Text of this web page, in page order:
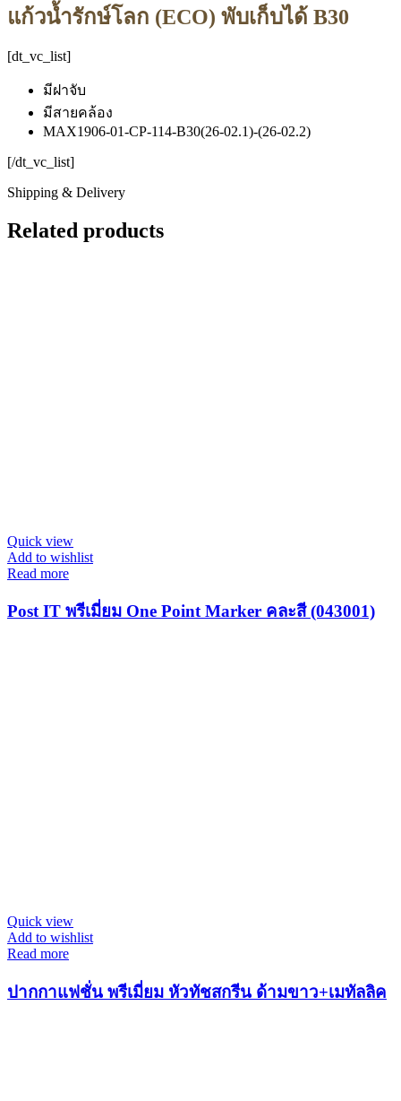
แก้วน้ำรักษ์โลก (ECO) พับเก็บได้ B30
[dt_vc_list]
มีฝาจับ
มีสายคล้อง
MAX1906-01-CP-114-B30(26-02.1)-(26-02.2)
[/dt_vc_list]
Shipping & Delivery
Related products
Quick view
Add to wishlist
Read more
Post IT พรีเมี่ยม One Point Marker คละสี (043001)
Quick view
Add to wishlist
Read more
ปากกาแฟชั่น พรีเมี่ยม หัวทัชสกรีน ด้ามขาว+เมทัลลิค